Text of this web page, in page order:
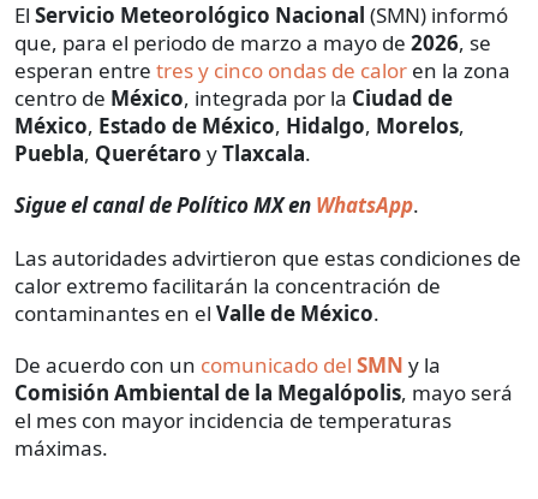
El Servicio Meteorológico Nacional (SMN) informó
que, para el periodo de marzo a mayo de 2026, se
esperan entre tres y cinco ondas de calor en la zona
centro de México, integrada por la Ciudad de
México, Estado de México, Hidalgo, Morelos,
Puebla, Querétaro yTlaxcala.
Sigue el canal de Político MX en WhatsApp.
Las autoridades advirtieron que estas condiciones de
calor extremo facilitarán la concentración de
contaminantes en el Valle de México.
De acuerdo con un comunicado del SMN y la
Comisión Ambiental de la Megalópolis, mayo será
el mes con mayor incidencia de temperaturas
máximas.